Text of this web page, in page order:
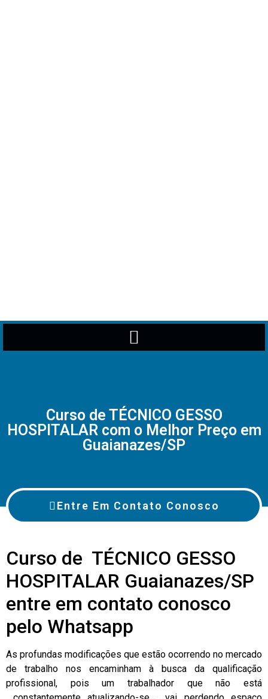
Curso de TÉCNICO GESSO
HOSPITALAR com o Melhor Preço em
Guaianazes/SP
Entre Em Contato Conosco
Curso de TÉCNICO GESSO
HOSPITALAR Guaianazes/SP
entre em contato conosco
pelo Whatsapp
As profundas modificações que estão ocorrendo no mercado
de trabalho nos encaminham à busca da qualificação
profissional, pois um trabalhador que não está